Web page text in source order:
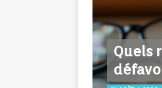
Quels